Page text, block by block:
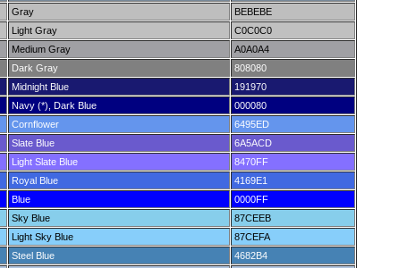
Gray
BEBEBE
Light Gray
C0C0C0
Medium Gray
A0A0A4
Dark Gray
808080
Midnight Blue
191970
Navy (*), Dark Blue
000080
Cornflower
6495ED
Slate Blue
6A5ACD
Light Slate Blue
8470FF
Royal Blue
4169E1
Blue
0000FF
Sky Blue
87CEEB
Light Sky Blue
87CEFA
Steel Blue
4682B4